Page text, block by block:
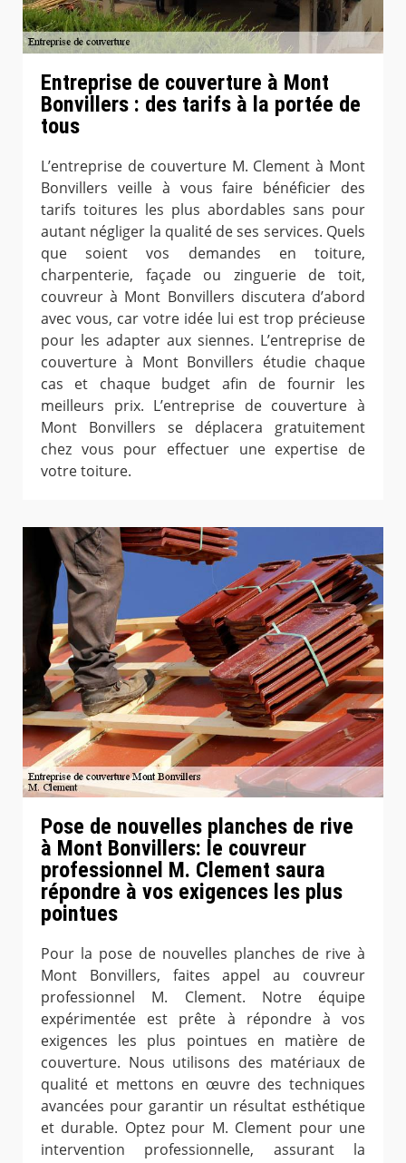
Entreprise de couverture à Mont
Bonvillers : des tarifs à la portée de
tous
L’entreprise de couverture M. Clement à Mont
Bonvillers veille à vous faire bénéficier des
tarifs toitures les plus abordables sans pour
autant négliger la qualité de ses services. Quels
que soient vos demandes en toiture,
charpenterie, façade ou zinguerie de toit,
couvreur à Mont Bonvillers discutera d’abord
avec vous, car votre idée lui est trop précieuse
pour les adapter aux siennes. L’entreprise de
couverture à Mont Bonvillers étudie chaque
cas et chaque budget afin de fournir les
meilleurs prix. L’entreprise de couverture à
Mont Bonvillers se déplacera gratuitement
chez vous pour effectuer une expertise de
votre toiture.
Pose de nouvelles planches de rive
à Mont Bonvillers: le couvreur
professionnel M. Clement saura
répondre à vos exigences les plus
pointues
Pour la pose de nouvelles planches de rive à
Mont Bonvillers, faites appel au couvreur
professionnel M. Clement. Notre équipe
expérimentée est prête à répondre à vos
exigences les plus pointues en matière de
couverture. Nous utilisons des matériaux de
qualité et mettons en œuvre des techniques
avancées pour garantir un résultat esthétique
et durable. Optez pour M. Clement pour une
intervention professionnelle, assurant la